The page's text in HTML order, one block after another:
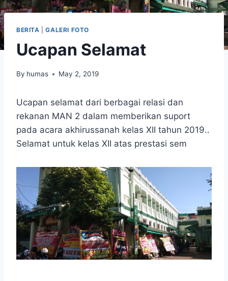
BERITA |GALERI FOTO
Ucapan Selamat
By humas May 2, 2019
Ucapan selamat dari berbagai relasi dan
rekanan MAN 2 dalam memberikan suport
pada acara akhirussanah kelas XII tahun 2019..
Selamat untuk kelas XII atas prestasi sem